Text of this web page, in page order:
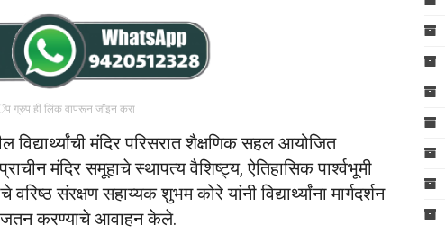
ग्रुप ही लिंक वापरून जॉइन करा
मंदिर परिसरात शैक्षणिक सहल आयोजित
मंदिर समूहाचे स्थापत्य वैशिष्ट्य, ऐतिहासिक पार्श्वभूमी
संरक्षण सहाय्यक शुभम कोरे यांनी विद्यार्थ्यांना मार्गदर्शन
जतन करण्याचे आवाहन केले.